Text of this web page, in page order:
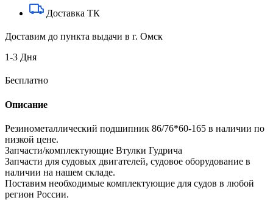
Доставка ТК
Доставим до пункта выдачи в г. Омск
1-3 Дня
Бесплатно
Описание
Резинометаллический подшипник 86/76*60-165 в наличии по
низкой цене.
Запчасти/комплектующие Втулки Гудрича
Запчасти для судовых двигателей, судовое оборудование в
наличии на нашем складе.
Поставим необходимые комплектующие для судов в любой
регион России.